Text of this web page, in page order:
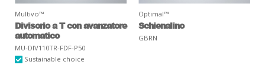
Multivo™
Divisorio a T con avanzatore
automatico
MU-DIV110TR-FDF-P50
Sustainable choice
Optimal™
Schienalino
GBRN